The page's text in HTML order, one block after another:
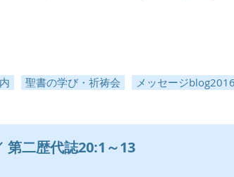
聖書の学び・祈祷会 メッセージ
第二歴代誌20:1～13